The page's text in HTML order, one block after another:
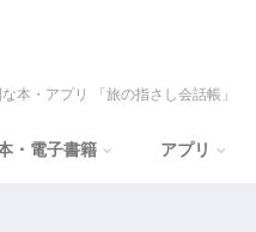
本・アプリ 「旅の指さし会話帳」
・電子書籍 アプリ